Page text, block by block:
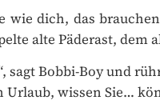
wie dich, das
alte Päderast, dem
sagt Bobbi-Boy und
Urlaub, wissen Sie…